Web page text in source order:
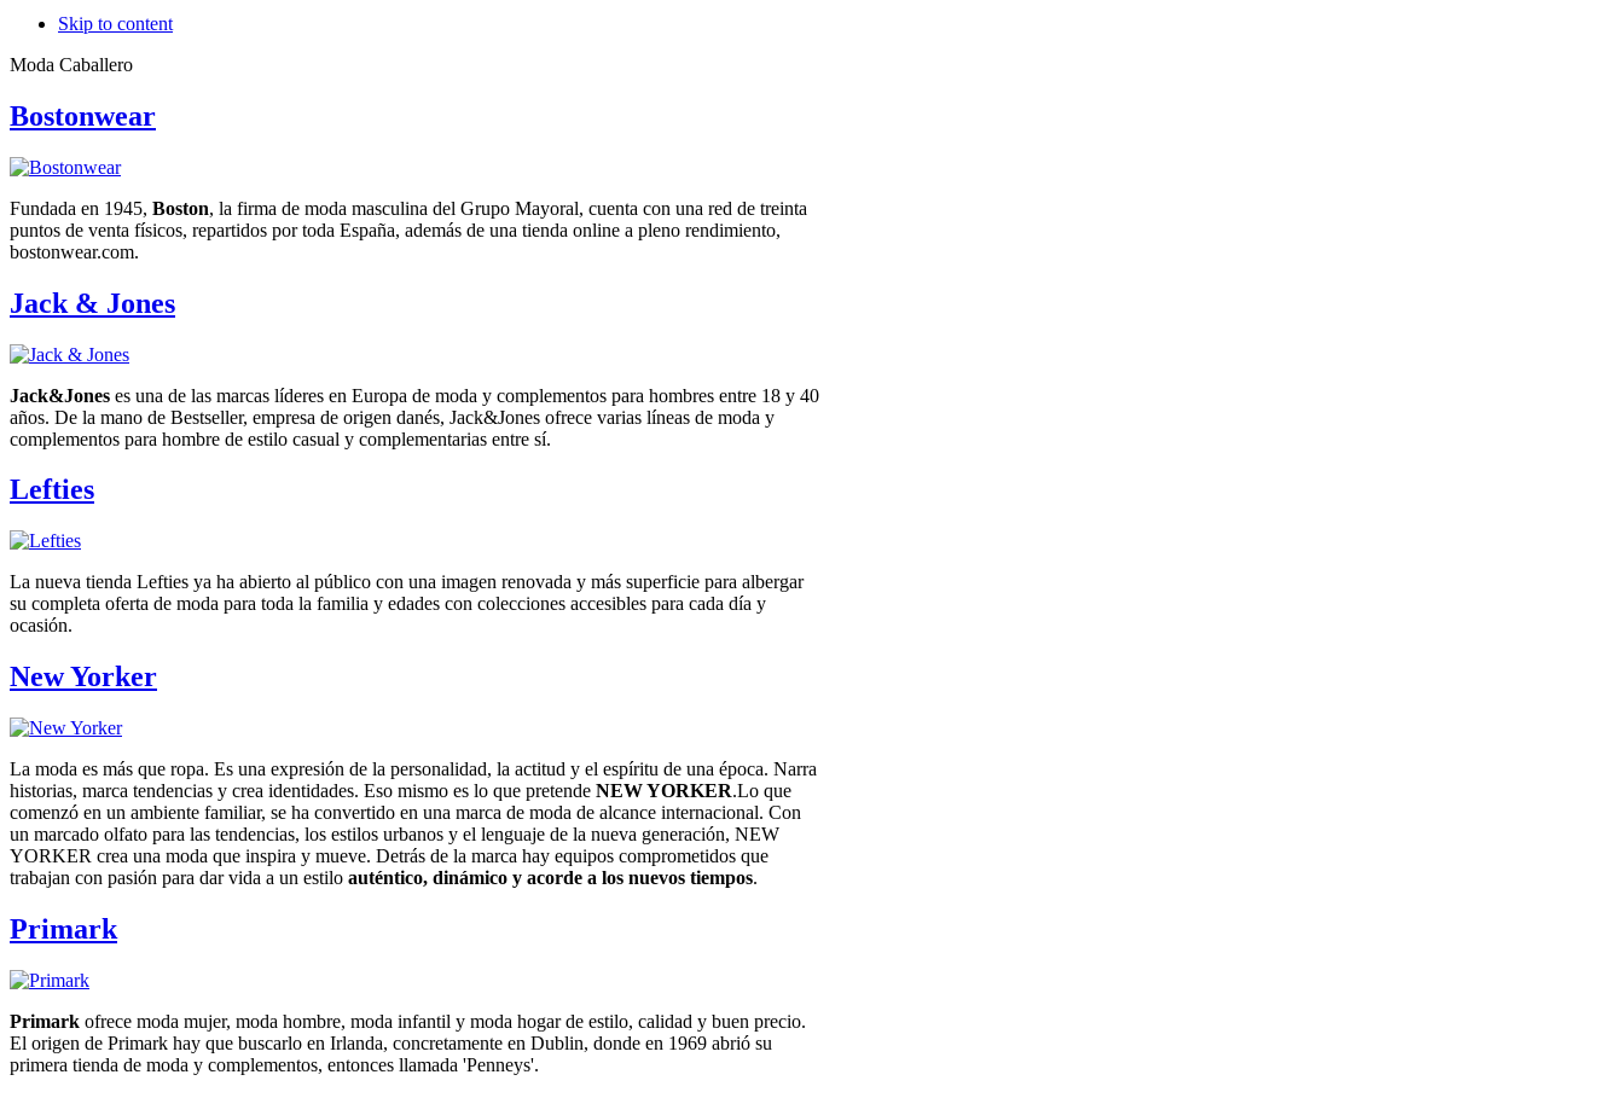
Skip to content
Moda Caballero
Bostonwear
Fundada en 1945, Boston, la firma de moda masculina del Grupo Mayoral, cuenta con una red de treinta
puntos de venta físicos, repartidos por toda España, además de una tienda online a pleno rendimiento,
bostonwear.com.
Jack & Jones
Jack&Jones es una de las marcas líderes en Europa de moda y complementos para hombres entre 18 y 40
años. De la mano de Bestseller, empresa de origen danés, Jack&Jones ofrece varias líneas de moda y
complementos para hombre de estilo casual y complementarias entre sí.
Lefties
La nueva tienda Lefties ya ha abierto al público con una imagen renovada y más superficie para albergar
su completa oferta de moda para toda la familia y edades con colecciones accesibles para cada día y
ocasión.
New Yorker
La moda es más que ropa. Es una expresión de la personalidad, la actitud y el espíritu de una época. Narra
historias, marca tendencias y crea identidades. Eso mismo es lo que pretende NEW YORKER.Lo que
comenzó en un ambiente familiar, se ha convertido en una marca de moda de alcance internacional. Con
un marcado olfato para las tendencias, los estilos urbanos y el lenguaje de la nueva generación, NEW
YORKER crea una moda que inspira y mueve. Detrás de la marca hay equipos comprometidos que
trabajan con pasión para dar vida a un estilo auténtico, dinámico y acorde a los nuevos tiempos.
Primark
Primark ofrece moda mujer, moda hombre, moda infantil y moda hogar de estilo, calidad y buen precio.
El origen de Primark hay que buscarlo en Irlanda, concretamente en Dublin, donde en 1969 abrió su
primera tienda de moda y complementos, entonces llamada 'Penneys'.